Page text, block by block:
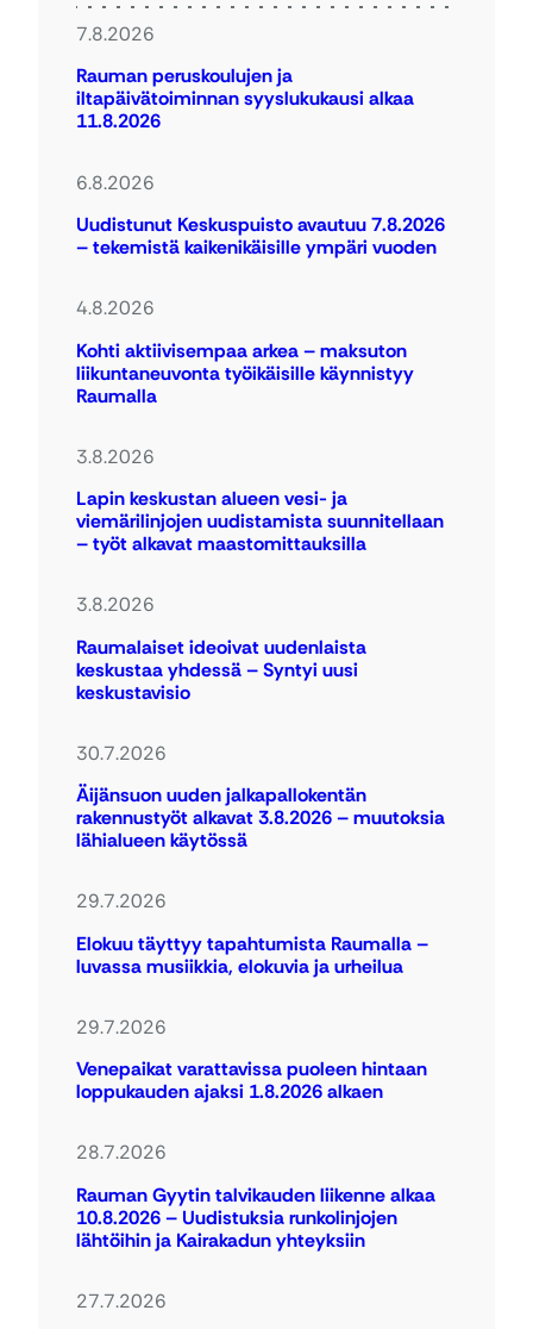
7.8.2026
Rauman peruskoulujen ja
iltapäivätoiminnan syyslukukausi alkaa
11.8.2026
6.8.2026
Uudistunut Keskuspuisto avautuu 7.8.2026
– tekemistä kaikenikäisille ympäri vuoden
4.8.2026
Kohti aktiivisempaa arkea – maksuton
liikuntaneuvonta työikäisille käynnistyy
Raumalla
3.8.2026
Lapin keskustan alueen vesi- ja
viemärilinjojen uudistamista suunnitellaan
– työt alkavat maastomittauksilla
3.8.2026
Raumalaiset ideoivat uudenlaista
keskustaa yhdessä – Syntyi uusi
keskustavisio
30.7.2026
Äijänsuon uuden jalkapallokentän
rakennustyöt alkavat 3.8.2026 – muutoksia
lähialueen käytössä
29.7.2026
Elokuu täyttyy tapahtumista Raumalla –
luvassa musiikkia, elokuvia ja urheilua
29.7.2026
Venepaikat varattavissa puoleen hintaan
loppukauden ajaksi 1.8.2026 alkaen
28.7.2026
Rauman Gyytin talvikauden liikenne alkaa
10.8.2026 – Uudistuksia runkolinjojen
lähtöihin ja Kairakadun yhteyksiin
27.7.2026